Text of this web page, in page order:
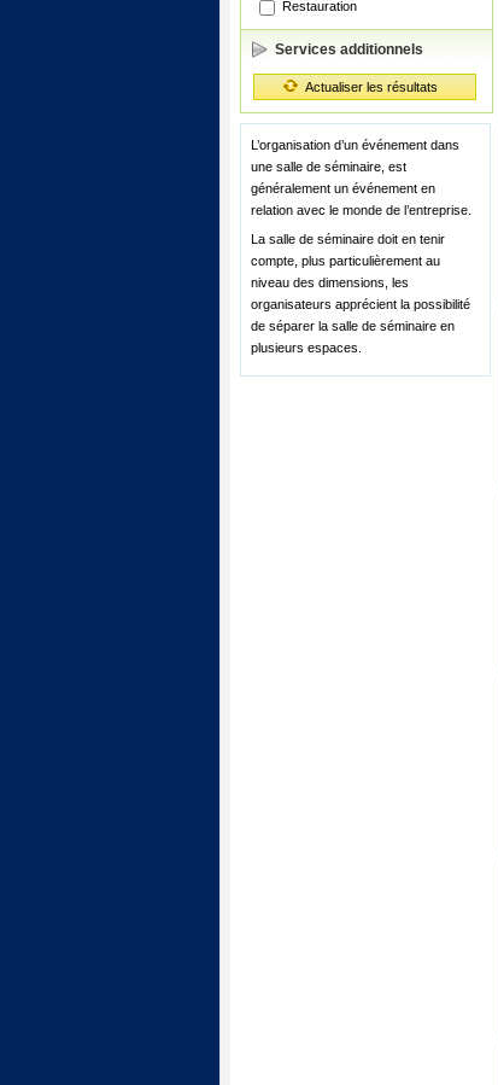
Restauration
Services additionnels
Actualiser les résultats
L’organisation d’un événement dans
une salle de séminaire, est
généralement un événement en
relation avec le monde de l’entreprise.
La salle de séminaire doit en tenir
compte, plus particulièrement au
niveau des dimensions, les
organisateurs apprécient la possibilité
de séparer la salle de séminaire en
plusieurs espaces.